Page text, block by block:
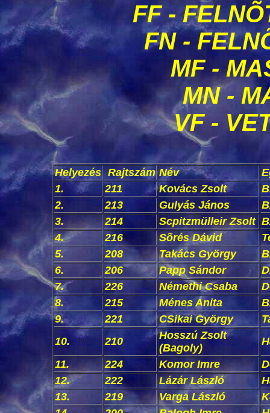
FF -
FN -
MF -
MN -
VF -
Helyezés Rajtszám Név
1.
211 Kovács Zsolt
2.
213 Gulyás János
3.
214 Scpitzmülleir Zsolt
4.
216 Sõrés Dávid
5.
208 Takács György
6.
206 Papp Sándor
7.
226 Némethi Csaba
8.
215 Ménes Anita
9.
221 CSikai György
10.
210
Hosszú Zsolt
(Bagoly)
11.
224 Komor Imre
12.
222 Lázár László
13.
219 Varga László